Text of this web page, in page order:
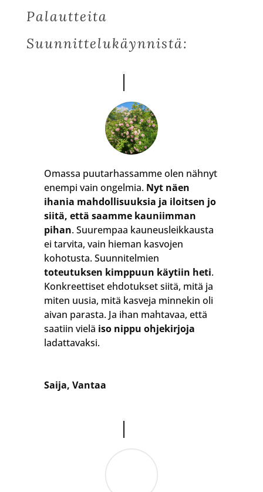
Palautteita
Suunnittelukäynnistä:
Omassa puutarhassamme olen nähnyt
enempi vain ongelmia. Nyt näen
ihania mahdollisuuksia ja iloitsen jo
siitä, että saamme kauniimman
pihan. Suurempaa kauneusleikkausta
ei tarvita, vain hieman kasvojen
kohotusta. Suunnitelmien
toteutuksen kimppuun käytiin heti.
Konkreettiset ehdotukset siitä, mitä ja
miten uusia, mitä kasveja minnekin oli
aivan parasta. Ja ihan mahtavaa, että
saatiin vielä iso nippu ohjekirjoja
ladattavaksi.
Saija, Vantaa